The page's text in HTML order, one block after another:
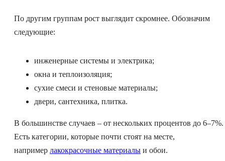
По другим группам рост выглядит скромнее. Обозначим
следующие:
инженерные системы и электрика;
окна и теплоизоляция;
сухие смеси и стеновые материалы;
двери, сантехника, плитка.
В большинстве случаев – от нескольких процентов до 6–7%.
Есть категории, которые почти стоят на месте,
например лакокрасочные материалы и обои.